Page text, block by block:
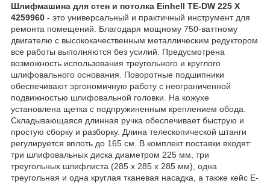
Шлифмашина для стен и потолка Einhell TE-DW 225 X
4259960 - это универсальный и практичный инструмент для
ремонта помещений. Благодаря мощному 750-ваттному
двигателю с высококачественным металлическим редуктором
все работы выполняются без усилий. Предусмотрена
возможность использования треугольного и круглого
шлифовального основания. Поворотные подшипники
обеспечивают эргономичную работу с неограниченной
подвижностью шлифовальной головки. На кожухе
установлена щетка с подпружиненным креплением обода.
Складывающаяся длинная ручка обеспечивает быструю и
простую сборку и разборку. Длина телескопической штанги
регулируется вплоть до 165 см. В комплект поставки входят:
три шлифовальных диска диаметром 225 мм, три
треугольных шлифлиста (285 x 285 x 285 мм), одна
треугольная и одна круглая тканевая насадка, а также кейс E-